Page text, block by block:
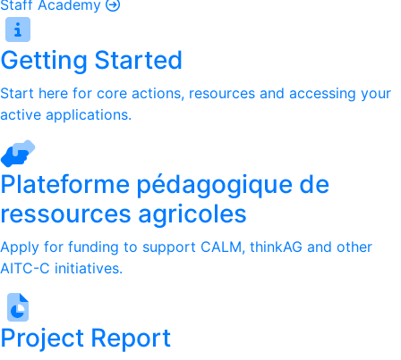
Staff Academy
Getting Started
Start here for core actions, resources and accessing your
active applications.
Plateforme pédagogique de
ressources agricoles
Apply for funding to support CALM, thinkAG and other
AITC-C initiatives.
Project Report